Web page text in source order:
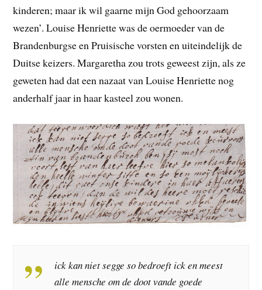
kinderen; maar ik wil gaarne mijn God gehoorzaam
wezen’. Louise Henriette was de oermoeder van de
Brandenburgse en Pruisische vorsten en uiteindelijk de
Duitse keizers. Margaretha zou trots geweest zijn, als ze
geweten had dat een nazaat van Louise Henriette nog
anderhalf jaar in haar kasteel zou wonen.
ick kan niet segge so bedroeft ick en meest
alle mensche om de doot vande goede